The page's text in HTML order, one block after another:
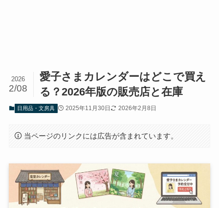
愛子さまカレンダーはどこで買え
る？2026年版の販売店と在庫
2026
2/08
日用品・文房具 2025年11月30日 2026年2月8日
当ページのリンクには広告が含まれています。